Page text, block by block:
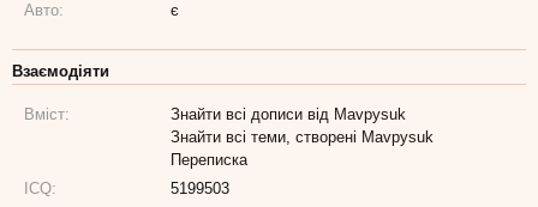
Авто:
є
Взаємодіяти
Вміст:
Знайти всі дописи від Mavpysuk
Знайти всі теми, створені Mavpysuk
Переписка
ICQ:
5199503